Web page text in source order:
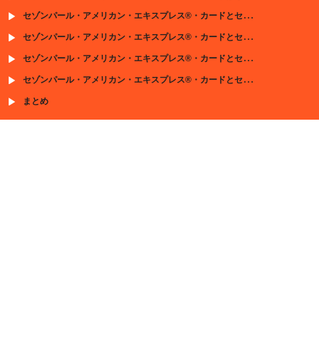
セゾンパール・アメリカン・エキスプレス®・カードとセゾン・デジタル・カードはどのような人におすすめ？
セゾンパール・アメリカン・エキスプレス®・カードとセゾン・デジタル・カードのメリット
セゾンパール・アメリカン・エキスプレス®・カードとセゾン・デジタル・カードの申込手順
セゾンパール・アメリカン・エキスプレス®・カードとセゾン・デジタル・カードのお得なキャンペーン情報
まとめ